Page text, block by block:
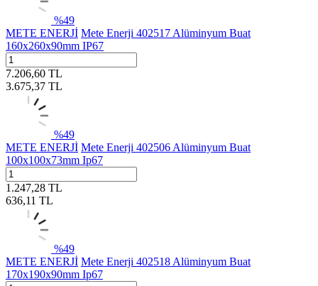
%49
METE ENERJİ Mete Enerji 402517 Alüminyum Buat
160x260x90mm IP67
7.206,60 TL
3.675,37 TL
%49
METE ENERJİ Mete Enerji 402506 Alüminyum Buat
100x100x73mm Ip67
1.247,28 TL
636,11 TL
%49
METE ENERJİ Mete Enerji 402518 Alüminyum Buat
170x190x90mm Ip67